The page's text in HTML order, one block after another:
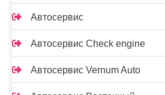
Автосервис
Автосервис Check engine
Автосервис Vernum Auto